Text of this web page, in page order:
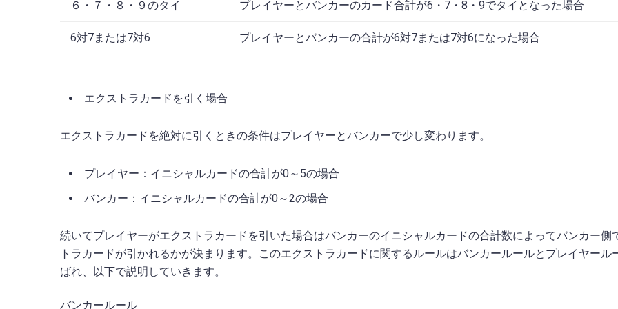
６・７・８・９のタイ プレイヤーとバンカーのカード合計が6・7・8・9でタイとなった場合
6対7または7対6 プレイヤーとバンカーの合計が6対7または7対6になった場合
エクストラカードを引く場合
エクストラカードを絶対に引くときの条件はプレイヤーとバンカーで少し変わります。
プレイヤー：イニシャルカードの合計が0～5の場合
バンカー：イニシャルカードの合計が0～2の場合
続いてプレイヤーがエクストラカードを引いた場合はバンカーのイニシャルカードの合計数によってバンカー側
トラカードが引かれるかが決まります。このエクストラカードに関するルールはバンカールールとプレイヤール
ばれ、以下で説明していきます。
バンカールール